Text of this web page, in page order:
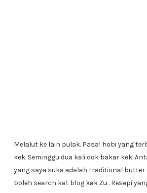
Melalut ke lain pulak. Pasal hobi yang
kek. Seminggu dua kali dok bakar kek.
yang saya suka adalah traditional butter
boleh search kat blog kak Zu . Resepi